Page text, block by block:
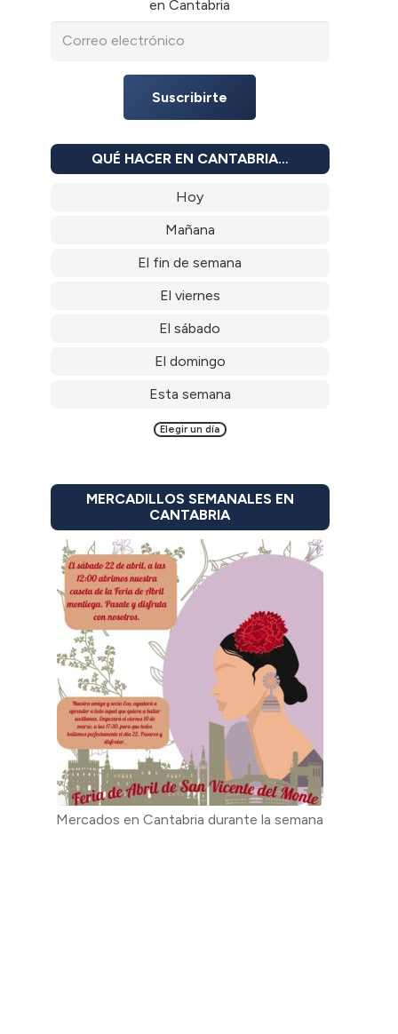
en Cantabria
Suscribirte
QUÉ HACER EN CANTABRIA…
Hoy
Mañana
El fin de semana
El viernes
El sábado
El domingo
Esta semana
Elegir un día
MERCADILLOS SEMANALES EN
CANTABRIA
Mercados en Cantabria durante la semana